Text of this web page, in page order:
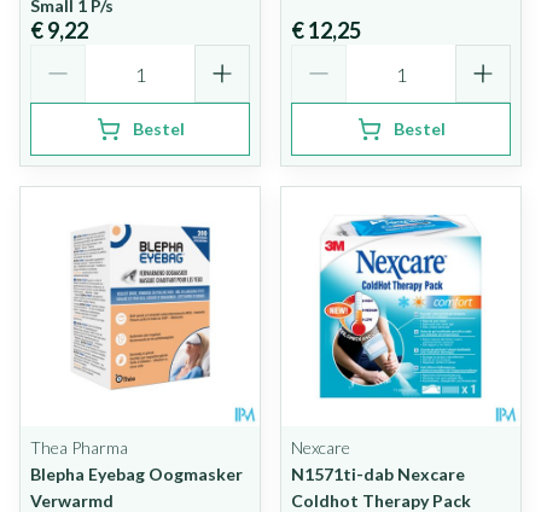
Small 1 P/s
€ 9,22
Bestel
€ 12,25
Bestel
Thea Pharma
Blepha Eyebag Oogmasker
Verwarmd
Nexcare
N1571ti-dab Nexcare
Coldhot Therapy Pack